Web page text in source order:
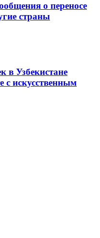
о переносе
страны
в Узбекистане
с искусственным